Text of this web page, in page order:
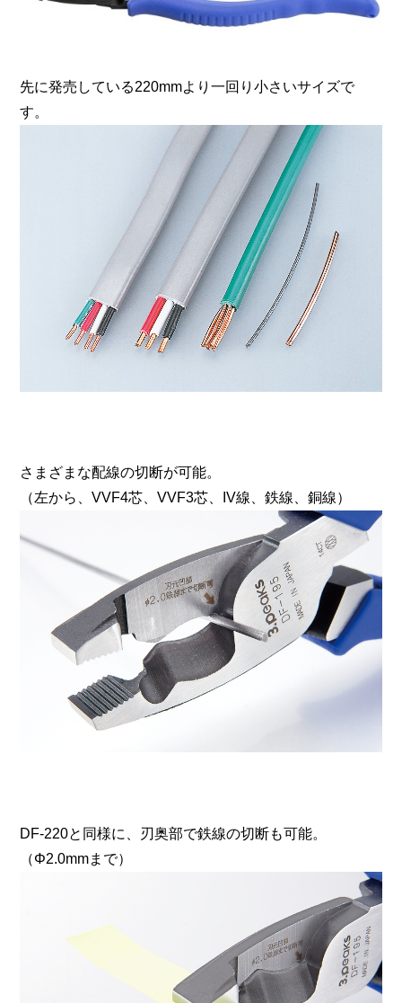
先に発売している220mmより一回り小さいサイズで
す。
さまざまな配線の切断が可能。
（左から、VVF4芯、VVF3芯、IV線、鉄線、銅線）
DF-220と同様に、刃奥部で鉄線の切断も可能。
（Φ2.0mmまで）